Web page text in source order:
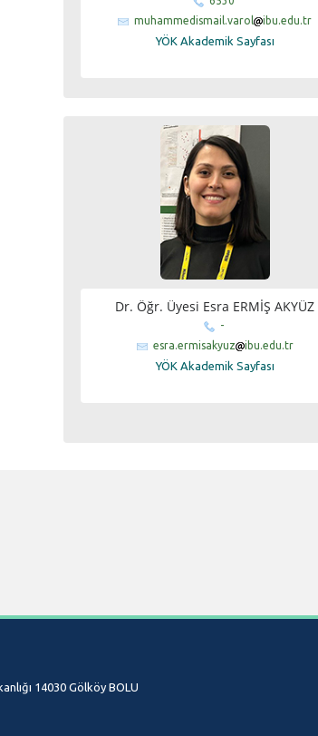
muhammedismail.varol
ibu.edu.tr
YÖK Akademik Sayfası
Dr. Öğr. Üyesi Esra ERMİŞ AKYÜZ
-
esra.ermisakyuz
ibu.edu.tr
YÖK Akademik Sayfası
14030 Gölköy BOLU